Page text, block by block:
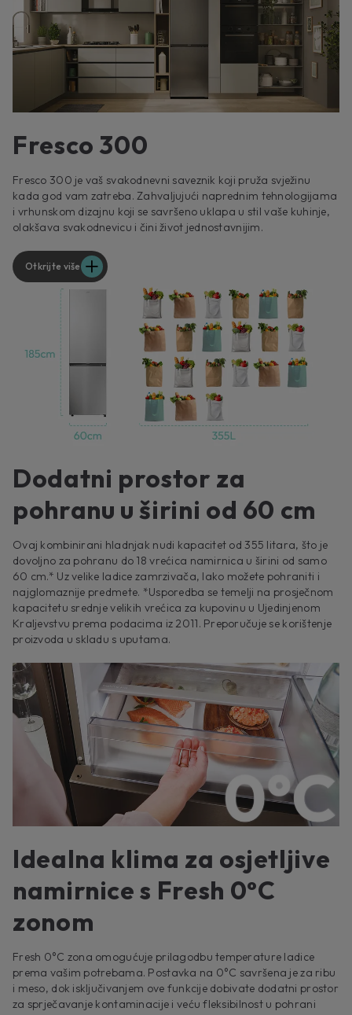
Fresco 300
Fresco 300 je vaš svakodnevni saveznik koji pruža svježinu
kada god vam zatreba. Zahvaljujući naprednim tehnologijama
i vrhunskom dizajnu koji se savršeno uklapa u stil vaše kuhinje,
olakšava svakodnevicu i čini život jednostavnijim.
Otkrijte više
Dodatni prostor za
pohranu u širini od 60 cm
Ovaj kombinirani hladnjak nudi kapacitet od 355 litara, što je
dovoljno za pohranu do 18 vrećica namirnica u širini od samo
60 cm.* Uz velike ladice zamrzivača, lako možete pohraniti i
najglomaznije predmete. *Usporedba se temelji na prosječnom
kapacitetu srednje velikih vrećica za kupovinu u Ujedinjenom
Kraljevstvu prema podacima iz 2011. Preporučuje se korištenje
proizvoda u skladu s uputama.
Idealna klima za osjetljive
namirnice s Fresh 0°C
zonom
Fresh 0°C zona omogućuje prilagodbu temperature ladice
prema vašim potrebama. Postavka na 0°C savršena je za ribu
i meso, dok isključivanjem ove funkcije dobivate dodatni prostor
za sprječavanje kontaminacije i veću fleksibilnost u pohrani